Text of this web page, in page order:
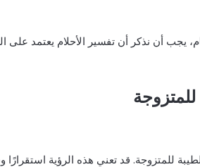
يجب أن نذكر أن تفسير الأحلام يعتمد على
للمتزوجة. قد تعني هذه الرؤية استقرارًا